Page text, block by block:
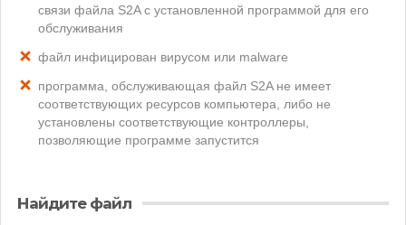
связи файла S2A с установленной программой для его
обслуживания
файл инфицирован вирусом или malware
программа, обслуживающая файл S2A не имеет
соответствующих ресурсов компьютера, либо не
установлены соответствующие контроллеры,
позволяющие программе запустится
Найдите файл